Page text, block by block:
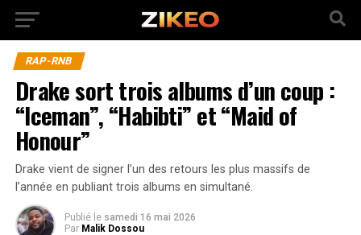
RAP-RNB
Drake sort trois albums d’un coup :
“Iceman”, “Habibti” et “Maid of
Honour”
Drake vient de signer l’un des retours les plus massifs de
l’année en publiant trois albums en simultané.
Publié le samedi 16 mai 2026
Par Malik Dossou